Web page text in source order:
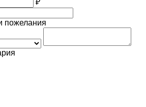
пожелания